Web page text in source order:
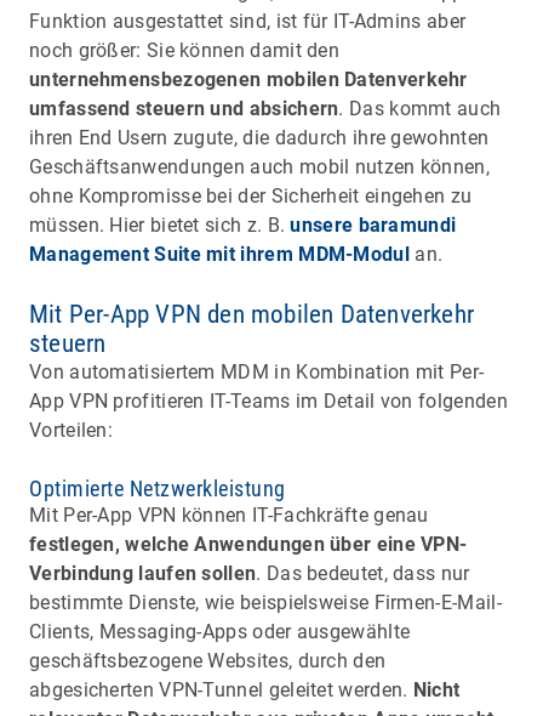
Funktion ausgestattet sind, ist für IT-Admins aber
noch größer: Sie können damit den
unternehmensbezogenen mobilen Datenverkehr
umfassend steuern und absichern. Das kommt auch
ihren End Usern zugute, die dadurch ihre gewohnten
Geschäftsanwendungen auch mobil nutzen können,
ohne Kompromisse bei der Sicherheit eingehen zu
müssen. Hier bietet sich z. B.unsere baramundi
Management Suite mit ihrem MDM-Modulan.
Mit Per-App VPN den mobilen Datenverkehr
steuern
Von automatisiertem MDM in Kombination mit Per-
App VPN profitieren IT-Teams im Detail von folgenden
Vorteilen:
Optimierte Netzwerkleistung
Mit Per-App VPN können IT-Fachkräfte genau
festlegen, welche Anwendungen über eine VPN-
Verbindung laufen sollen. Das bedeutet, dass nur
bestimmte Dienste, wie beispielsweise Firmen-E-Mail-
Clients, Messaging-Apps oder ausgewählte
geschäftsbezogene Websites, durch den
abgesicherten VPN-Tunnel geleitet werden. Nicht